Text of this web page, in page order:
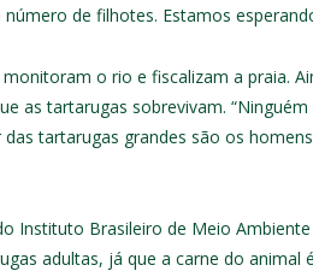
de filhotes. Estamos
o rio e fiscalizam a praia.
as tartarugas sobrevivam.
tartarugas grandes são os
Instituto Brasileiro de Meio
adultas, já que a carne do animal